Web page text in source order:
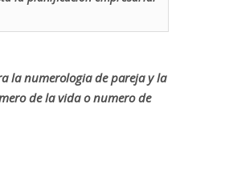
la numerologia de pareja y la
de la vida o numero de